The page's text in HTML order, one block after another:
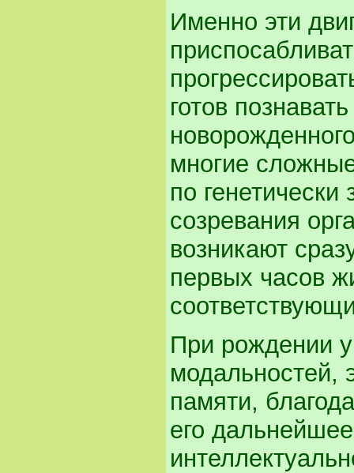
Именно эти
готов
многие
по
созревания
возникают
первых часов
При рождении
модальностей,
памяти,
его